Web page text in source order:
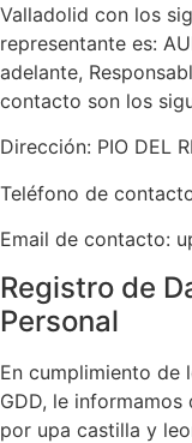
Valladolid con los
representante es:
adelante,
contacto son los
Dirección: PIO DEL
Teléfono de
Email de contacto:
Registro de
Personal
En cumplimiento de
GDD, le
por upa castilla y